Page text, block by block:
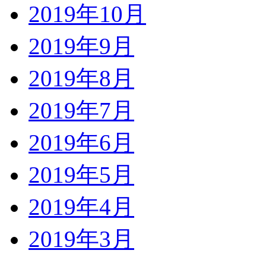
2019年10月
2019年9月
2019年8月
2019年7月
2019年6月
2019年5月
2019年4月
2019年3月